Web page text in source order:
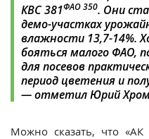
КВС 381ФАО 350. Они
демо-участках
влажности 13,7-14%.
бояться малого ФАО,
для посевов
период цветения и
— отметил Юрий
Можно сказать, что «АК